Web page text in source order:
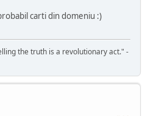
carti din domeniu :)
the truth is a revolutionary act." -